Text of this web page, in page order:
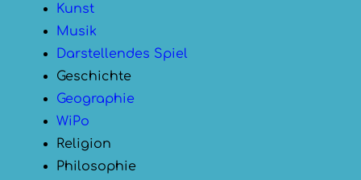
Kunst
Musik
Darstellendes Spiel
Geschichte
Geographie
WiPo
Religion
Philosophie